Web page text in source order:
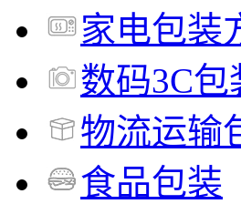
家电包装
数码3C包
物流运输
食品包装